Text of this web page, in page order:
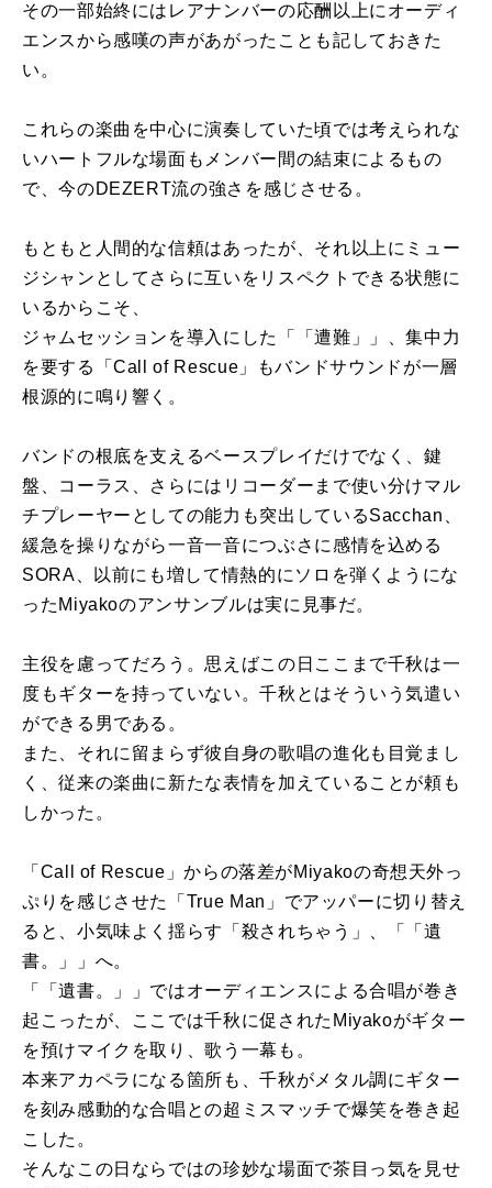
その一部始終にはレアナンバーの応酬以上にオーディ
エンスから感嘆の声があがったことも記しておきた
い。
これらの楽曲を中心に演奏していた頃では考えられな
いハートフルな場面もメンバー間の結束によるもの
で、今のDEZERT流の強さを感じさせる。
もともと人間的な信頼はあったが、それ以上にミュー
ジシャンとしてさらに互いをリスペクトできる状態に
いるからこそ、
ジャムセッションを導入にした「「遭難」」、集中力
を要する「Call of Rescue」もバンドサウンドが一層
根源的に鳴り響く。
バンドの根底を支えるベースプレイだけでなく、鍵
盤、コーラス、さらにはリコーダーまで使い分けマル
チプレーヤーとしての能力も突出しているSacchan、
緩急を操りながら一音一音につぶさに感情を込める
SORA、以前にも増して情熱的にソロを弾くようにな
ったMiyakoのアンサンブルは実に見事だ。
主役を慮ってだろう。思えばこの日ここまで千秋は一
度もギターを持っていない。千秋とはそういう気遣い
ができる男である。
また、それに留まらず彼自身の歌唱の進化も目覚まし
く、従来の楽曲に新たな表情を加えていることが頼も
しかった。
「Call of Rescue」からの落差がMiyakoの奇想天外っ
ぷりを感じさせた「True Man」でアッパーに切り替え
ると、小気味よく揺らす「殺されちゃう」、「「遺
書。」」へ。
「「遺書。」」ではオーディエンスによる合唱が巻き
起こったが、ここでは千秋に促されたMiyakoがギター
を預けマイクを取り、歌う一幕も。
本来アカペラになる箇所も、千秋がメタル調にギター
を刻み感動的な合唱との超ミスマッチで爆笑を巻き起
こした。
そんなこの日ならではの珍妙な場面で茶目っ気を見せ